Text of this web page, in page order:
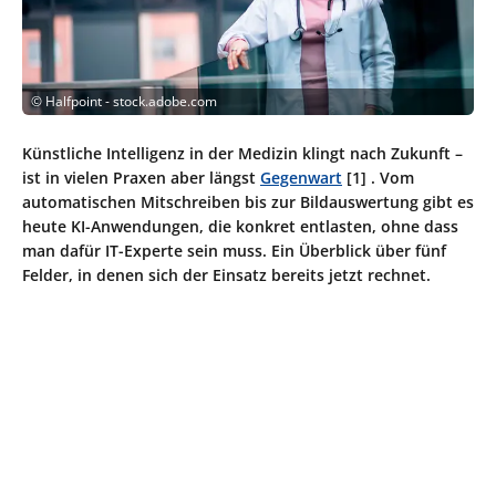
© Halfpoint - stock.adobe.com
Künstliche Intelligenz in der Medizin klingt nach Zukunft –
ist in vielen Praxen aber längst Gegenwart [1] . Vom
automatischen Mitschreiben bis zur Bildauswertung gibt es
heute KI-Anwendungen, die konkret entlasten, ohne dass
man dafür IT-Experte sein muss. Ein Überblick über fünf
Felder, in denen sich der Einsatz bereits jetzt rechnet.